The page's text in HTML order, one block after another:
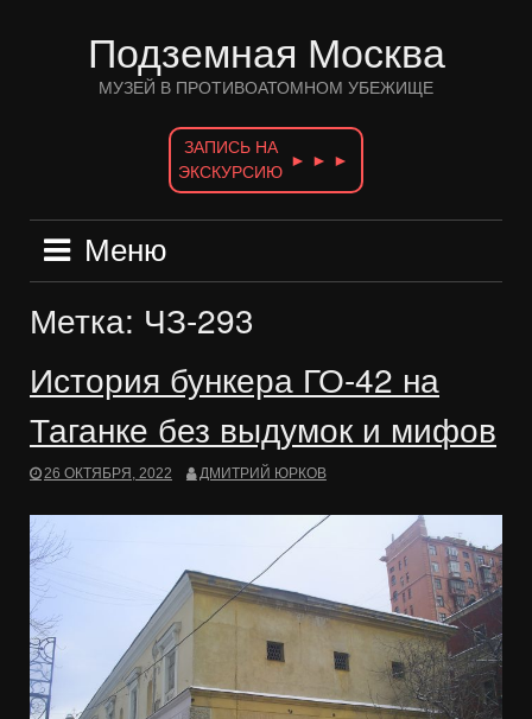
Подземная Москва
МУЗЕЙ В ПРОТИВОАТОМНОМ УБЕЖИЩЕ
ЗАПИСЬ НА
ЭКСКУРСИЮ
► ► ►
Меню
Метка: ЧЗ-293
История бункера ГО-42 на
Таганке без выдумок и мифов
26 ОКТЯБРЯ, 2022 ДМИТРИЙ ЮРКОВ